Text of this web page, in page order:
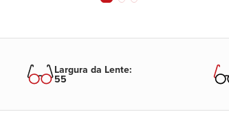
Largura da Lente:
55